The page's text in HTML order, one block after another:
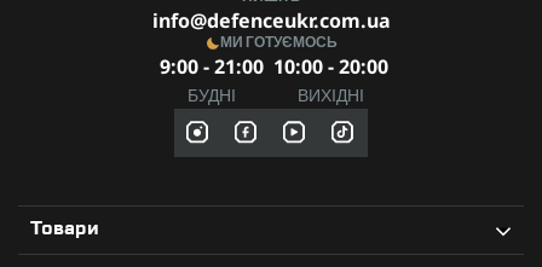
info@defenceukr.com.ua
МИ ГОТУЄМОСЬ
9:00 - 21:00
БУДНІ
10:00 - 20:00
ВИХІДНІ
Товари